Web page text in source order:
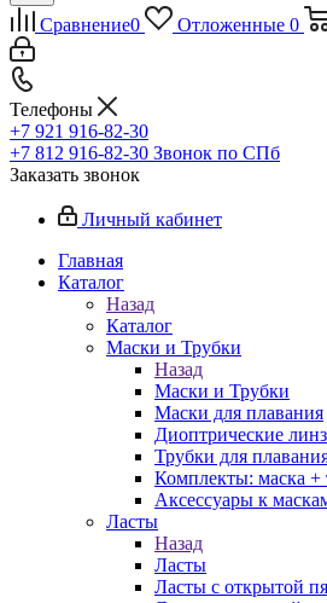
Сравнение0 Отложенные 0
Телефоны
+7 921 916-82-30
+7 812 916-82-30 Звонок по СПб
Заказать звонок
Личный кабинет
Главная
Каталог
Назад
Каталог
Маски и Трубки
Назад
Маски и Трубки
Маски для плавания
Диоптрические
Трубки для
Комплекты: маска +
Аксессуары к
Ласты
Назад
Ласты
Ласты с открытой